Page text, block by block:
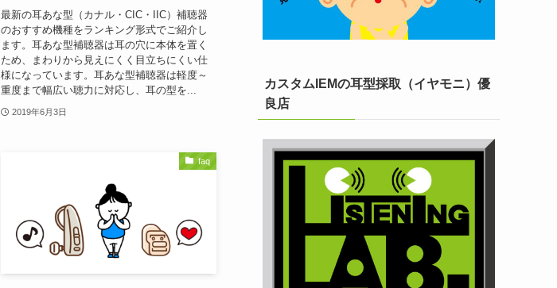
最新の耳あな型（カナル・CIC・IIC）補聴器
のおすすめ機種をランキング形式でご紹介し
ます。耳あな型補聴器は耳の穴に本体を置く
ため、まわりから見えにくく目立ちにくい仕
様になっています。耳あな型補聴器は軽度～
重度まで幅広い聴力に対応し、耳の型を...
2019年6月3日
faq
カスタムIEMの耳型採取（イヤモニ）優
良店